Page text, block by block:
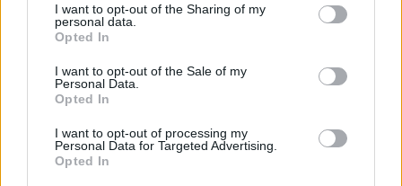
I want to opt-out of the Sharing of my
personal data.
Opted In
I want to opt-out of the Sale of my
Personal Data.
Opted In
I want to opt-out of processing my
Personal Data for Targeted Advertising.
Opted In
un campo aperto nei pressi del rifugio. Nel frattempo la bambina
veniva condotta verso il mezzo di soccorso avanzato dai tecnici
stata trasportata al Policlinico di Modena – Pronto Soccorso
pediatrico